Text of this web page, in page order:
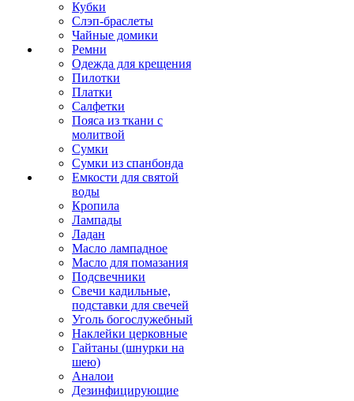
Кубки
Слэп-браслеты
Чайные домики
Ремни
Одежда для крещения
Пилотки
Платки
Салфетки
Пояса из ткани с
молитвой
Сумки
Сумки из спанбонда
Емкости для святой
воды
Кропила
Лампады
Ладан
Масло лампадное
Масло для помазания
Подсвечники
Свечи кадильные,
подставки для свечей
Уголь богослужебный
Наклейки церковные
Гайтаны (шнурки на
шею)
Аналои
Дезинфицирующие